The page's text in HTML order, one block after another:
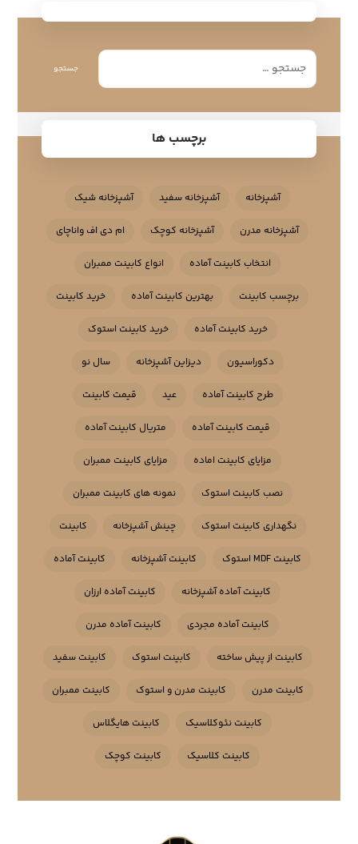
جستجو
برچسب ها
آشپزخانه آشپزخانه سفید آشپزخانه شیک
آشپزخانه مدرن آشپزخانه کوچک ام دی اف واناچای
انتخاب کابینت آماده انواع کابینت ممبران
برچسب کابینت بهترین کابینت آماده خرید کابینت
خرید کابینت آماده خرید کابینت استوک
دکوراسیون دیزاین آشپزخانه سال نو
طرح کابینت آماده عید قیمت کابینت
قیمت کابینت آماده متریال کابینت آماده
مزایای کابینت اماده مزایای کابینت ممبران
نصب کابینت استوک نمونه های کابینت ممبران
نگهداری کابینت استوک چینش آشپزخانه کابینت
کابینت MDF استوک کابینت آشپزخانه کابینت آماده
کابینت آماده آشپزخانه کابینت آماده ارزان
کابینت آماده مجردی کابینت آماده مدرن
کابینت از پیش ساخته کابینت استوک کابینت سفید
کابینت مدرن کابینت مدرن و استوک کابینت ممبران
کابینت نئوکلاسیک کابینت هایگلاس
کابینت کلاسیک کابینت کوچک